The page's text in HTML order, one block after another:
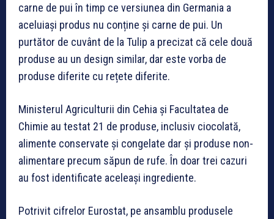
carne de pui în timp ce versiunea din Germania a
aceluiași produs nu conține și carne de pui. Un
purtător de cuvânt de la Tulip a precizat că cele două
produse au un design similar, dar este vorba de
produse diferite cu rețete diferite.
Ministerul Agriculturii din Cehia și Facultatea de
Chimie au testat 21 de produse, inclusiv ciocolată,
alimente conservate și congelate dar și produse non-
alimentare precum săpun de rufe. În doar trei cazuri
au fost identificate aceleași ingrediente.
Potrivit cifrelor Eurostat, pe ansamblu produsele